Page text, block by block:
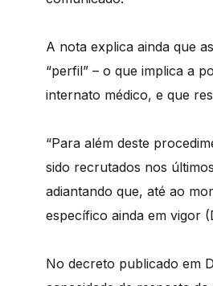
A nota explica ainda que
“perfil” – o que implica a
internato médico, e que
“Para além deste
sido recrutados nos
adiantando que, até ao
específico ainda em vigor
No decreto publicado em